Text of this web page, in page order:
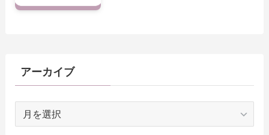
アーカイブ